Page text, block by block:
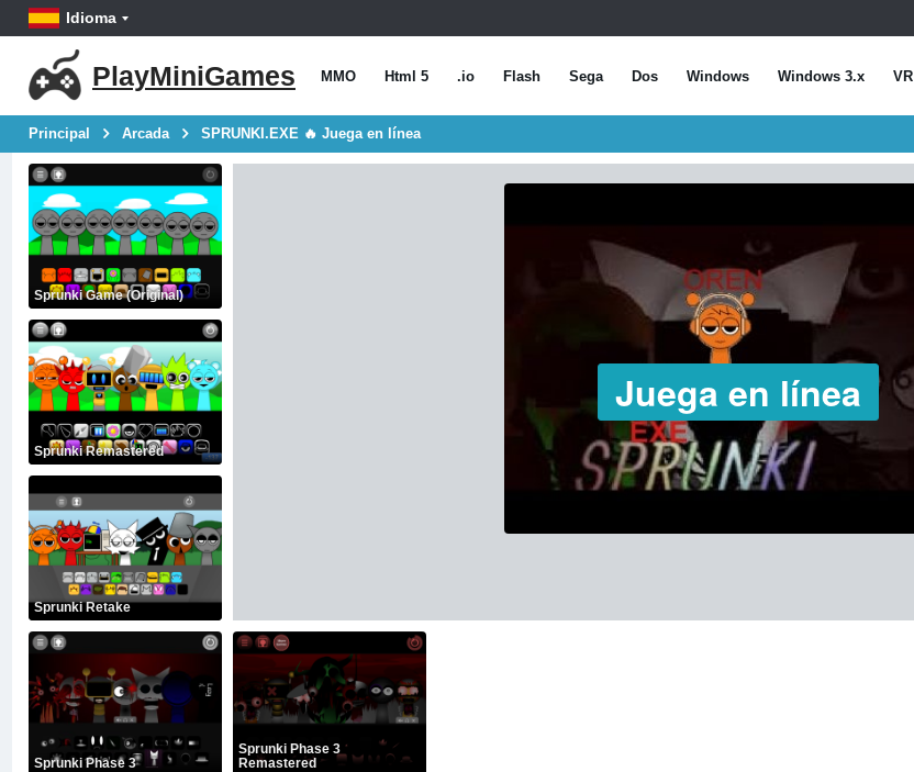
Idioma
PlayMiniGames MMO Html 5 .io Flash Sega Dos Windows Windows 3.x VR
Principal Arcada SPRUNKI.EXE 🔥 Juega en línea
Sprunki Game (Original)
Sprunki Remastered
Sprunki Retake
Sprunki Phase 3
Juega en línea
Sprunki Phase 3
Remastered